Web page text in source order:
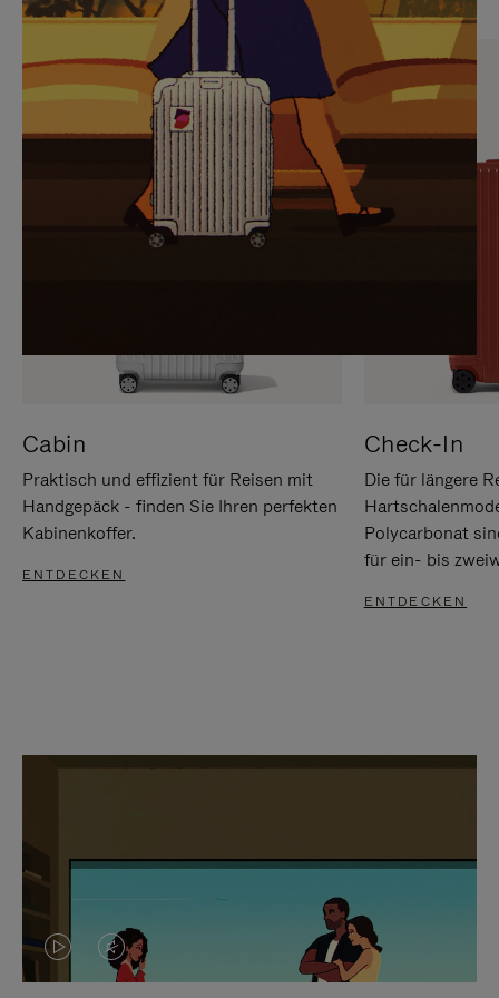
SIE,
UM
ANZUHALTEN
AUFHEBEN
DER
STUMMSCHALTUNG
Cabin
Praktisch und effizient für Reisen mit
Handgepäck - finden Sie Ihren perfekten
Kabinenkoffer.
ENTDECKEN
Check-In
Die für längere
Polycarbonat
für ein- bis
ENTDECKEN
DASVIDEO